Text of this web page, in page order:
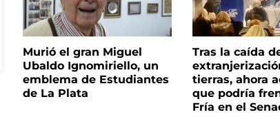
Murió el gran Miguel
Ubaldo Ignomiriello, un
emblema de Estudiantes
de La Plata
Tras la caída
tierras, ahora
que podría
Fría en el